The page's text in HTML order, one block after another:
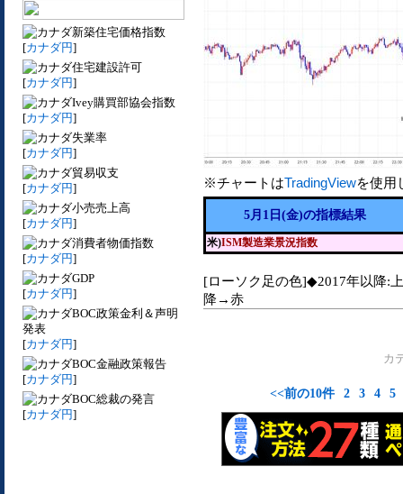
新築住宅価格指数
[カナダ円]
住宅建設許可
[カナダ円]
Ivey購買部協会指数
[カナダ円]
失業率
[カナダ円]
貿易収支
[カナダ円]
小売売上高
[カナダ円]
消費者物価指数
[カナダ円]
GDP
[カナダ円]
BOC政策金利＆声明
発表
[カナダ円]
BOC金融政策報告
[カナダ円]
BOC総裁の発言
[カナダ円]
※チャートはTradingViewを使用
5月1日(金)の指標結果
米)ISM製造業景況指数
[ローソク足の色]◆2017年以降
降→赤
カ
<<前の10件 2 3 4 5